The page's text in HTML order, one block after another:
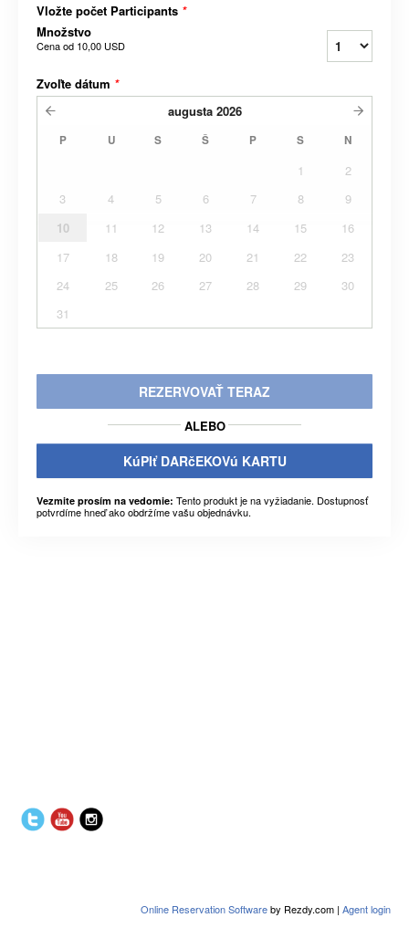
Vložte počet Participants *
Množstvo
Cena od 10,00 USD
Zvoľte dátum *
augusta 2026
P U S Š P S N
1
2
3
4 5 6 7 8
9
10
11 12 13 14 15
16
17
18 19 20 21 22
23
24
25 26 27 28 29
30
31
REZERVOVAŤ TERAZ
ALEBO
KúPIť DARčEKOVú KARTU
Vezmite prosím na vedomie: Tento produkt je na vyžiadanie. Dostupnosť
potvrdíme hneď ako obdržíme vašu objednávku.
Online Reservation Softwareby Rezdy.com | Agent login